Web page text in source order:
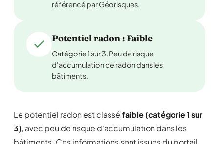
référencé par Géorisques.
Potentiel radon : Faible
Catégorie 1 sur 3. Peu de risque
d'accumulation de radon dans les
bâtiments.
Le potentiel radon est classéfaible (catégorie 1 sur
3), avec peu de risque d'accumulation dans les
bâtiments. Ces informations sont issues du portail